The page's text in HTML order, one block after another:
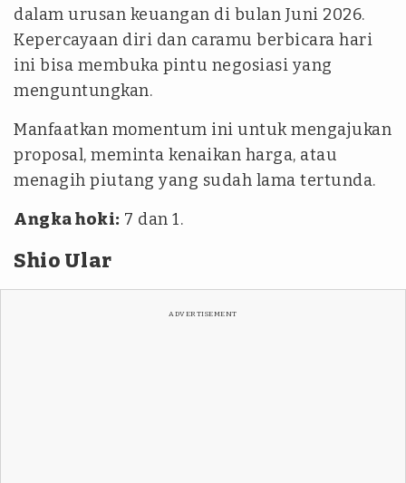
dalam urusan keuangan di bulan Juni 2026.
Kepercayaan diri dan caramu berbicara hari
ini bisa membuka pintu negosiasi yang
menguntungkan.
Manfaatkan momentum ini untuk mengajukan
proposal, meminta kenaikan harga, atau
menagih piutang yang sudah lama tertunda.
Angka hoki: 7 dan 1.
Shio Ular
ADVERTISEMENT